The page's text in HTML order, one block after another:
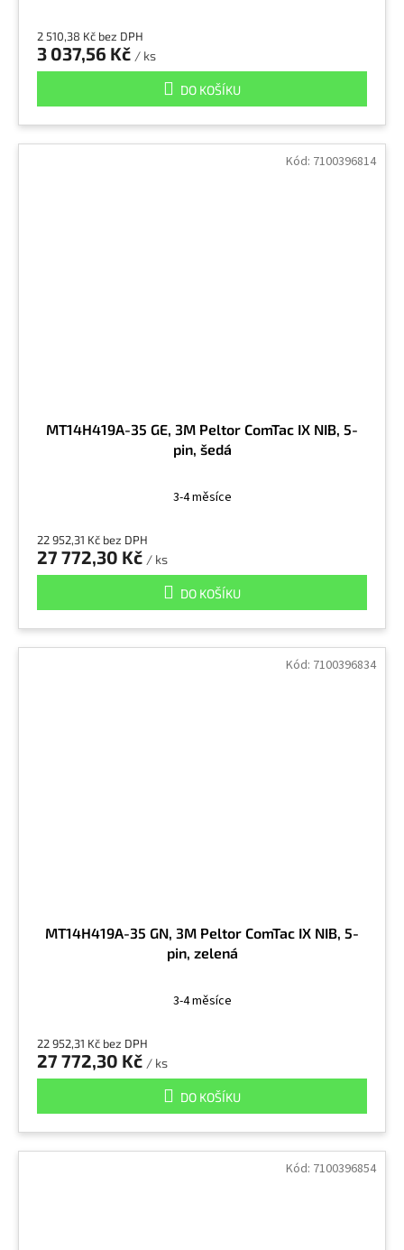
2 510,38 Kč bez DPH
3 037,56 Kč / ks
DO KOŠÍKU
MT14H419A-35 GE, 3M Peltor ComTac IX NIB, 5-
pin, šedá
3-4 měsíce
22 952,31 Kč bez DPH
27 772,30 Kč / ks
DO KOŠÍKU
Kód: 7100396814
MT14H419A-35 GN, 3M Peltor ComTac IX NIB, 5-
pin, zelená
3-4 měsíce
22 952,31 Kč bez DPH
27 772,30 Kč / ks
DO KOŠÍKU
Kód: 7100396834
Kód: 7100396854